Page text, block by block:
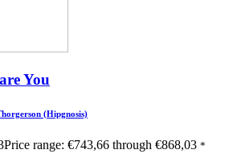
You
(Hipgnosis)
Price range: €743,66 through €868,03 *